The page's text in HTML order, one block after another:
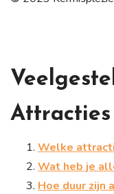
Welke
Wat heb je
Hoe duur zijn